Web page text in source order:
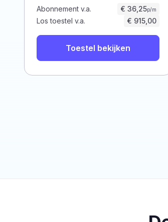
Abonnement v.a. € 36,25p/m
Los toestel v.a. € 915,00
Toestel bekijken